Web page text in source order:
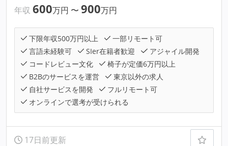
年収 600万円 〜 900万円
下限年収500万円以上
一部リモート可
言語未経験可
SIer在籍者歓迎
アジャイル開発
コードレビュー文化
椅子が定価6万円以上
B2Bのサービスを運営
東京以外の求人
自社サービスを開発
フルリモート可
オンラインで選考が受けられる
17日前更新